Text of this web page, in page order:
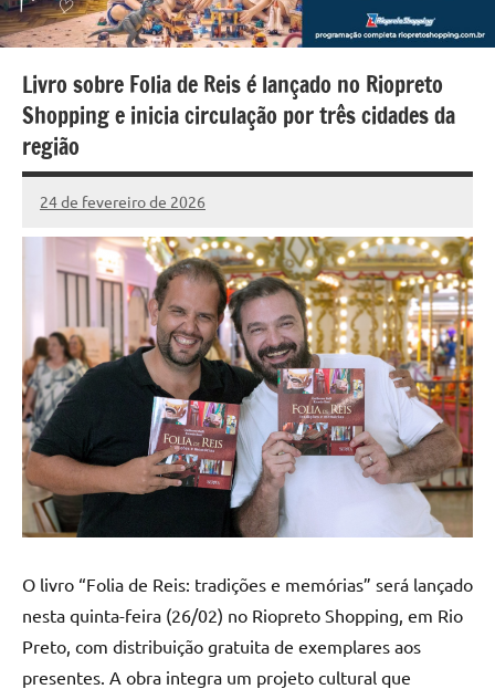
Livro sobre Folia de Reis é lançado no Riopreto
Shopping e inicia circulação por três cidades da
região
24 de fevereiro de 2026
Marcelo
Fachin
147
comentários
O livro “Folia de Reis: tradições e memórias” será lançado
nesta quinta-feira (26/02) no Riopreto Shopping, em Rio
Preto, com distribuição gratuita de exemplares aos
presentes. A obra integra um projeto cultural que